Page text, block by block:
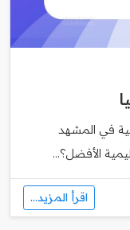
في المشهد
الأفضل؟...
اقرأ المزيد...